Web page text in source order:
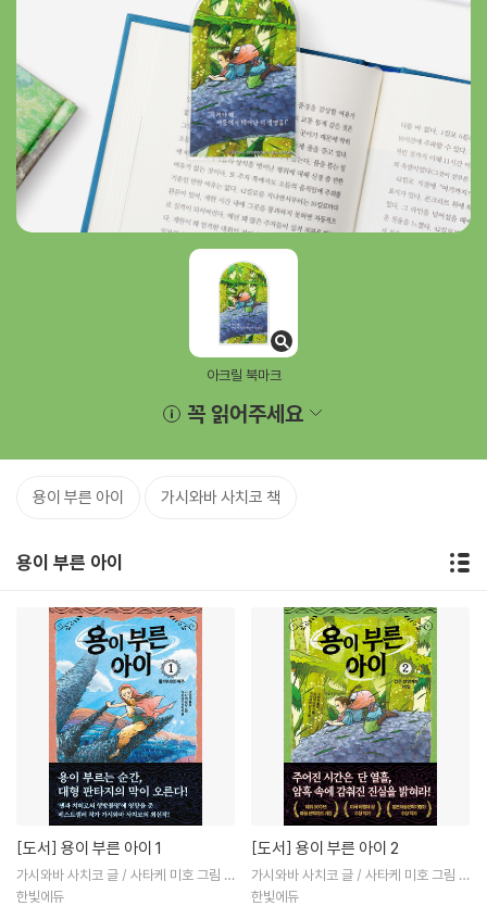
아크릴 북마크
꼭 읽어주세요
용이 부른 아이 가시와바 사치코 책
용이 부른 아이
[도서] 용이 부른 아이 1
가시와바 사치코 글 / 사타케 미호 그림 /
고향옥 역
한빛에듀
[도서] 용이 부른 아이 2
가시와바 사치코 글 / 사타케 미호 그림 /
고향옥 역
한빛에듀